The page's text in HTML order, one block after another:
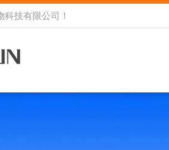
科技有限公司 ！